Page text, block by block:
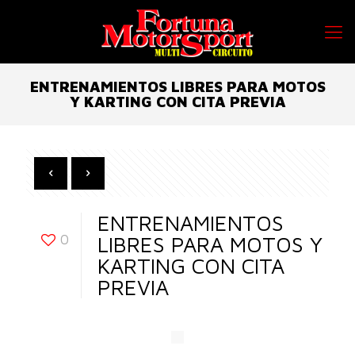
ENTRENAMIENTOS LIBRES PARA MOTOS
Y KARTING CON CITA PREVIA
0
ENTRENAMIENTOS
LIBRES PARA MOTOS Y
KARTING CON CITA
PREVIA